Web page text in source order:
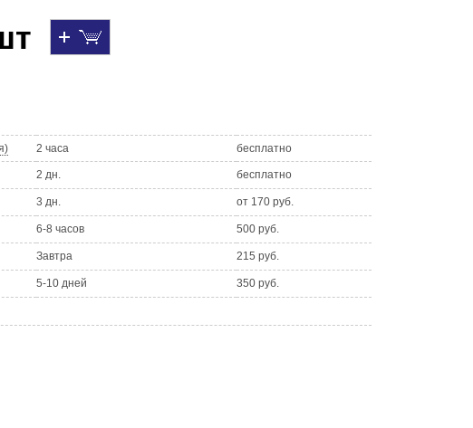
2 часа бесплатно
2 дн. бесплатно
3 дн. от 170 руб.
6-8 часов 500 руб.
Завтра 215 руб.
5-10 дней 350 руб.